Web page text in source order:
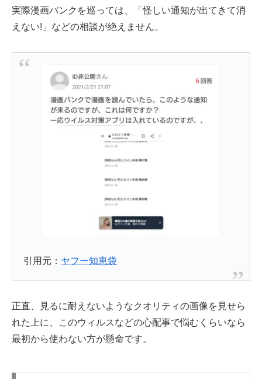
実際漫画バンクを巡っては、「怪しい通知が出てきて消
えない!」などの相談が絶えません。
引用元： ヤフー知恵袋
正直、見るに耐えないようなクオリティの画像を見せら
れた上に、このウィルスなどの心配事で悩むくらいなら
最初から使わない方が懸命です。